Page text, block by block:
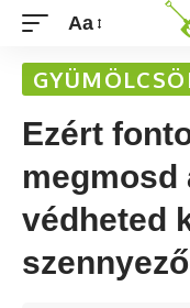
Aa
Ezért
megmosd
védheted